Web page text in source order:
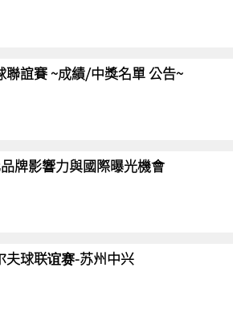
聯誼賽 ~成績/中獎名單 公告~
牌影響力與國際曝光機會
夫球联谊赛-苏州中兴